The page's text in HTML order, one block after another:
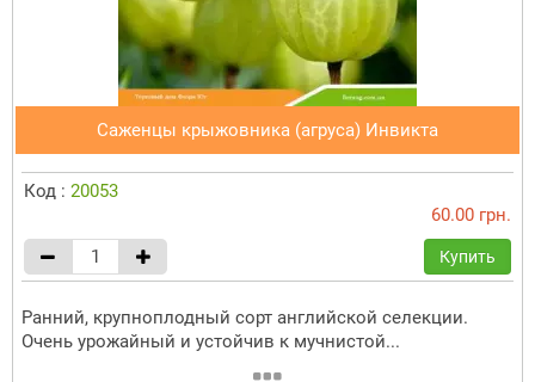
Саженцы крыжовника (агруса) Инвикта
Код : 20053
60.00 грн.
Купить
Ранний, крупноплодный сорт английской селекции.
Очень урожайный и устойчив к мучнистой...